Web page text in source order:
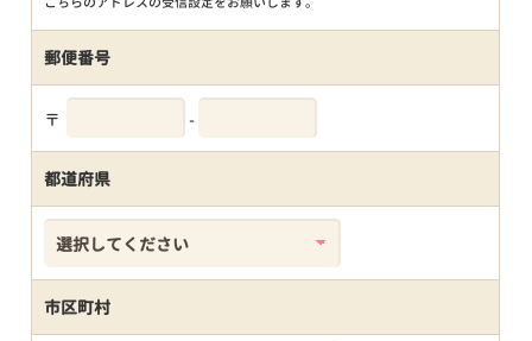
郵便番号
〒 -
都道府県
市区町村